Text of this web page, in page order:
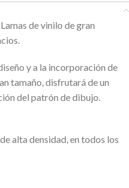
Lamas de vinilo de gran
y a la incorporación de
tamaño, disfrutará de un
del patrón de dibujo.
alta densidad, en todos los